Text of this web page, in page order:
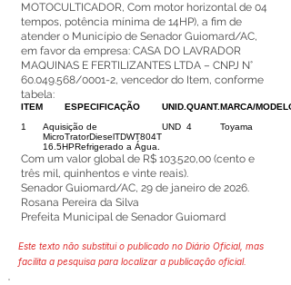
MOTOCULTICADOR, Com motor horizontal de 04
tempos, potência mínima de 14HP), a fim de
atender o Município de Senador Guiomard/AC,
em favor da empresa: CASA DO LAVRADOR
MAQUINAS E FERTILIZANTES LTDA – CNPJ N°
60.049.568/0001-2, vencedor do Item, conforme
tabela:
ITEM ESPECIFICAÇÃO UNID. QUANT.MARCA/MODELO
1
Aquisição de
MicroTratorDieselTDWT804T
16.5HPRefrigerado a Água.
UND 4 Toyama
Com um valor global de R$ 103.520,00 (cento e
três mil, quinhentos e vinte reais).
Senador Guiomard/AC, 29 de janeiro de 2026.
Rosana Pereira da Silva
Prefeita Municipal de Senador Guiomard
Este texto não substitui o publicado no Diário Oficial, mas
facilita a pesquisa para localizar a publicação oficial.